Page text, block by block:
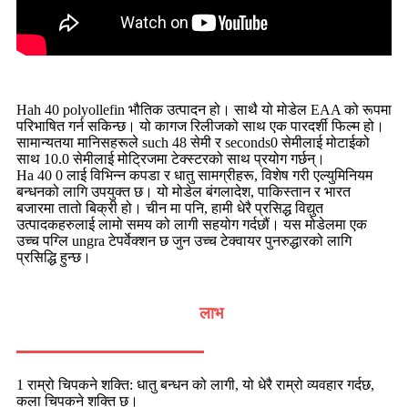
Hah 40 polyollefin भौतिक उत्पादन हो। साथै यो मोडेल EAA को रूपमा
परिभाषित गर्न सकिन्छ। यो कागज रिलीजको साथ एक पारदर्शी फिल्म हो।
सामान्यतया मानिसहरूले such 48 सेमी र seconds0 सेमीलाई मोटाईको
साथ 10.0 सेमीलाई मोट्रिजमा टेक्स्टरको साथ प्रयोग गर्छन्।
Ha 40 0 ​​लाई विभिन्न कपडा र धातु सामग्रीहरू, विशेष गरी एल्युमिनियम
बन्धनको लागि उपयुक्त छ। यो मोडेल बंगलादेश, पाकिस्तान र भारत
बजारमा तातो बिक्री हो। चीन मा पनि, हामी धेरै प्रसिद्ध विद्युत
उत्पादकहरुलाई लामो समय को लागी सहयोग गर्दछौं। यस मोडेलमा एक
उच्च पग्लि ungra टेपर्वेक्शन छ जुन उच्च टेक्वायर पुनरुद्धारको लागि
प्रसिद्धि हुन्छ।
लाभ
1 राम्रो चिपकने शक्ति: धातु बन्धन को लागी, यो धेरै राम्रो व्यवहार गर्दछ,
कला चिपकने शक्ति छ।